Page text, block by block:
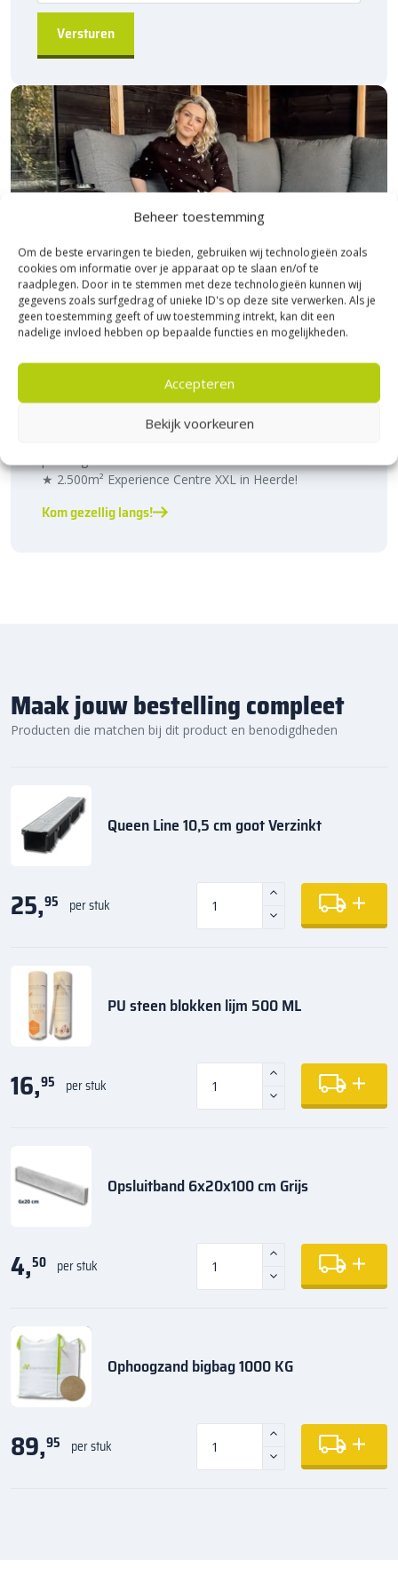
Beheer toestemming
Om de beste ervaringen te bieden, gebruiken wij technologieën zoals
cookies om informatie over je apparaat op te slaan en/of te
raadplegen. Door in te stemmen met deze technologieën kunnen wij
gegevens zoals surfgedrag of unieke ID's op deze site verwerken. Als je
geen toestemming geeft of uw toestemming intrekt, kan dit een
nadelige invloed hebben op bepaalde functies en mogelijkheden.
Accepteren
Bekijk voorkeuren
Bezoek Experience Centre XXL
Heerde!
★ 2.500m² Experience Centre XXL in Heerde!
Kom gezellig langs!
Maak jouw bestelling compleet
Producten die matchen bij dit product en benodigdheden
Queen Line 10,5 cm goot Verzinkt
25,95 per stuk
PU steen blokken lijm 500 ML
16,95 per stuk
Opsluitband 6x20x100 cm Grijs
4,50 per stuk
Ophoogzand bigbag 1000 KG
89,95 per stuk